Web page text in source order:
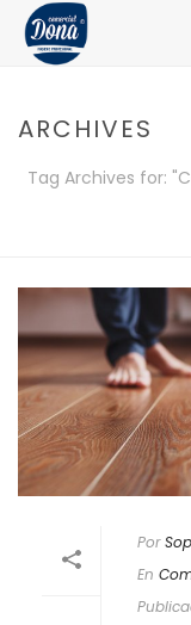
ARCHIVES
Tag Archives for:
Por
En